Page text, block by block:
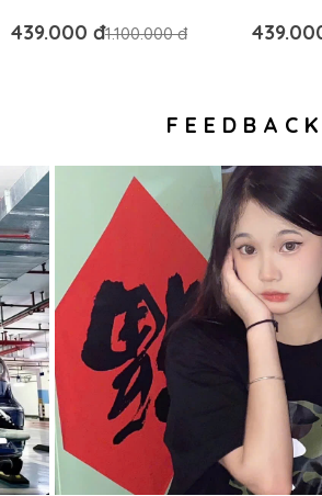
AUTHENTIC
439.000 đ1.100.000 đ
RỘNG –
FEEDBACK